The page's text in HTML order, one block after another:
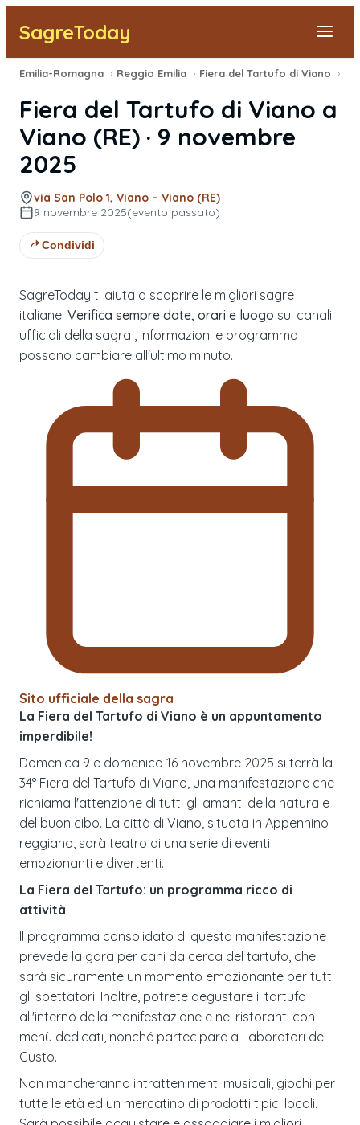
SagreToday
Segnala una sagra
Tutte le Sagre
Vicino a Me
Emilia-Romagna › Reggio Emilia › Fiera del Tartufo di Viano ›
Fiera del Tartufo di Viano a
Viano (RE) · 9 novembre
2025
via San Polo 1, Viano – Viano (RE)
9 novembre 2025(evento passato)
Condividi
SagreToday ti aiuta a scoprire le migliori sagre
italiane! Verifica sempre date, orari e luogo sui canali
ufficiali della sagra , informazioni e programma
possono cambiare all'ultimo minuto.
Sito ufficiale della sagra
La Fiera del Tartufo di Viano è un appuntamento
imperdibile!
Domenica 9 e domenica 16 novembre 2025 si terrà la
34° Fiera del Tartufo di Viano, una manifestazione che
richiama l'attenzione di tutti gli amanti della natura e
del buon cibo. La città di Viano, situata in Appennino
reggiano, sarà teatro di una serie di eventi
emozionanti e divertenti.
La Fiera del Tartufo: un programma ricco di
attività
Il programma consolidato di questa manifestazione
prevede la gara per cani da cerca del tartufo, che
sarà sicuramente un momento emozionante per tutti
gli spettatori. Inoltre, potrete degustare il tartufo
all'interno della manifestazione e nei ristoranti con
menù dedicati, nonché partecipare a Laboratori del
Gusto.
Non mancheranno intrattenimenti musicali, giochi per
tutte le età ed un mercatino di prodotti tipici locali.